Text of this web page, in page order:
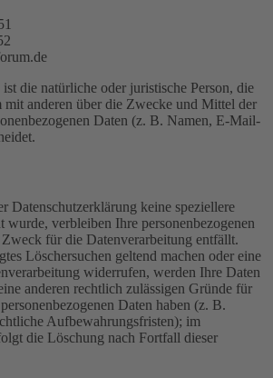
die natürliche oder juristische Person, die
mit anderen über die Zwecke und Mittel der
Daten (z. B. Namen, E-Mail-
Datenschutzerklärung keine speziellere
wurde, verbleiben Ihre personenbezogenen
für die Datenverarbeitung entfällt.
Löschersuchen geltend machen oder eine
widerrufen, werden Ihre Daten
anderen rechtlich zulässigen Gründe für
Daten haben (z. B.
Aufbewahrungsfristen); im
die Löschung nach Fortfall dieser